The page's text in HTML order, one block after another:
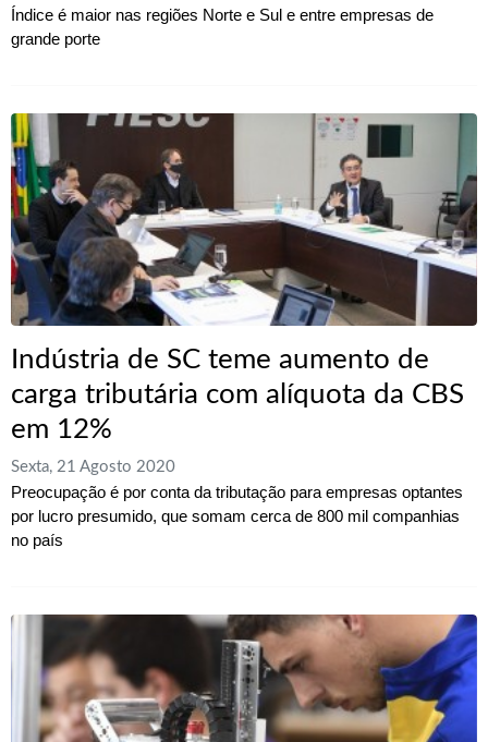
Índice é maior nas regiões Norte e Sul e entre empresas de
grande porte
Indústria de SC teme aumento de
carga tributária com alíquota da CBS
em 12%
Sexta, 21 Agosto 2020
Preocupação é por conta da tributação para empresas optantes
por lucro presumido, que somam cerca de 800 mil companhias
no país